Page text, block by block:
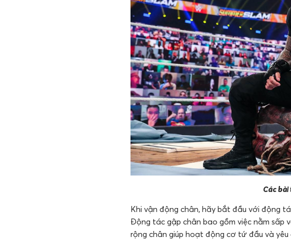
Các
Khi vận động chân, hãy bắt đầu với động
Động tác gập chân bao gồm việc nằm sấp
rộng chân giúp hoạt động cơ tứ đầu và